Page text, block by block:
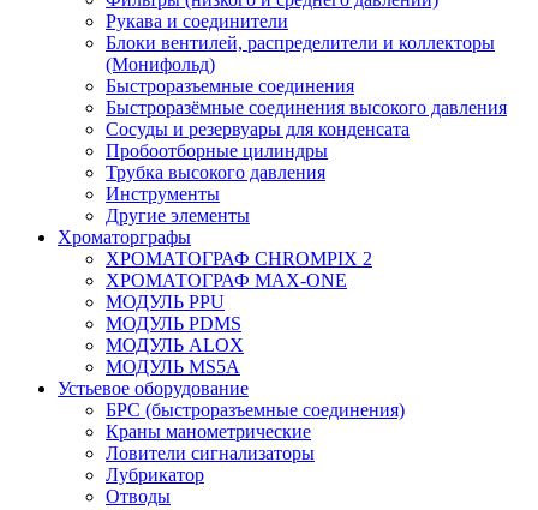
Рукава и соединители
Блоки вентилей, распределители и коллекторы
(Монифольд)
Быстроразъемные соединения
Быстроразёмные соединения высокого давления
Сосуды и резервуары для конденсата
Пробоотборные цилиндры
Трубка высокого давления
Инструменты
Другие элементы
Хроматорграфы
ХРОМАТОГРАФ CHROMPIX 2
ХРОМАТОГРАФ MAX-ONE
МОДУЛЬ PPU
МОДУЛЬ PDMS
МОДУЛЬ ALOX
МОДУЛЬ MS5A
Устьевое оборудование
БРС (быстроразъемные соединения)
Краны манометрические
Ловители сигнализаторы
Лубрикатор
Отводы